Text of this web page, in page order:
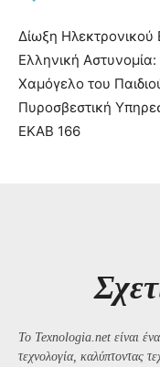
Δίωξη Ηλεκτρονικού
Ελληνική Αστυνομία:
Χαμόγελο του
Πυροσβεστική
ΕΚΑΒ 166
Το Texnologia.net είναι
τεχνολογία, καλύπτοντας